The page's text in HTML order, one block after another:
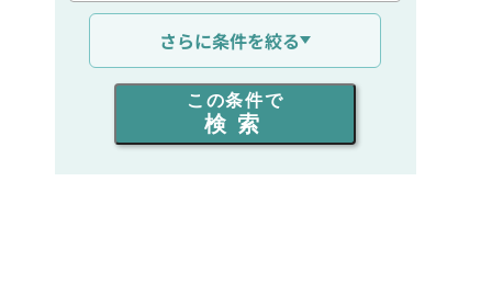
通信距離を選ぶ
出力を選ぶ
同時通話人数を選ぶ
さらに条件を絞る
この条件で
検索